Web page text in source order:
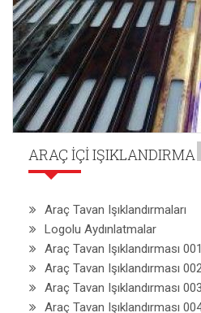
ARAÇ İÇI IŞIKLANDIRMA
Araç Tavan Işıklandırmaları
Logolu Aydınlatmalar
Araç Tavan Işıklandırması 001
Araç Tavan Işıklandırması
Araç Tavan Işıklandırması 003
Araç Tavan Işıklandırması